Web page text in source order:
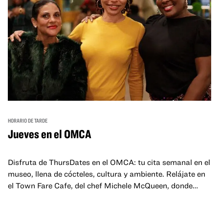
HORARIO DE TARDE
Jueves en el OMCA
Disfruta de ThursDates en el OMCA: tu cita semanal en el
museo, llena de cócteles, cultura y ambiente. Relájate en
el Town Fare Cafe, del chef Michele McQueen, donde